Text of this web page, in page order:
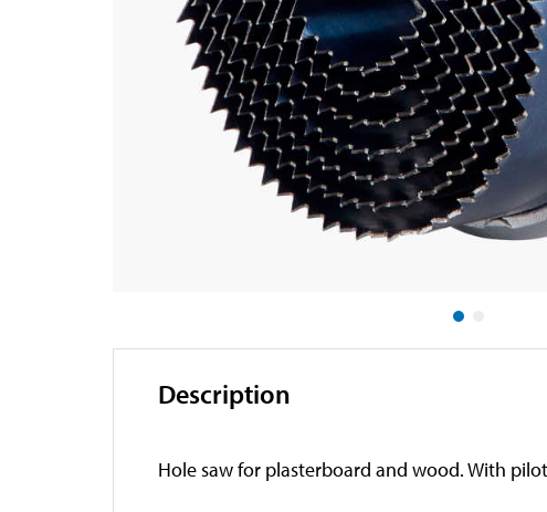
Description
Hole saw for plasterboard and wood. With